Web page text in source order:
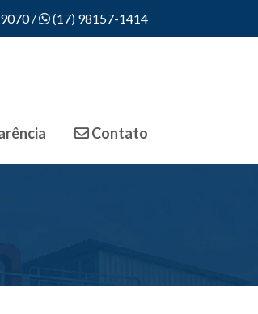
/ (17) 98157-1414
Contato